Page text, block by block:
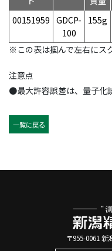
00151959 GDCP-
100
155g
※この表は掴んで左右にス
注意点
●最大許容誤差は、量子化
一覧に戻る
〒955-0061 新